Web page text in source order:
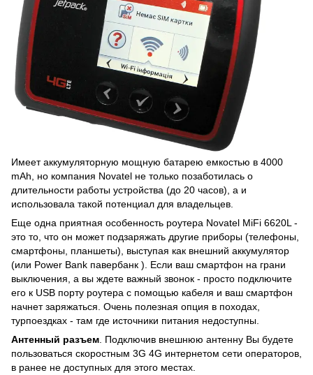
Имеет аккумуляторную мощную батарею емкостью в 4000
mAh, но компания Novatel не только позаботилась о
длительности работы устройства (до 20 часов), а и
использовала такой потенциал для владельцев.
Еще одна приятная особенность роутера Novatel MiFi 6620L -
это то, что он может подзаряжать другие приборы (телефоны,
смартфоны, планшеты), выступая как внешний аккумулятор
(или Power Bank павербанк ). Если ваш смартфон на грани
выключения, а вы ждете важный звонок - просто подключите
его к USB порту роутера с помощью кабеля и ваш смартфон
начнет заряжаться. Очень полезная опция в походах,
турпоездках - там где источники питания недоступны.
Антенный разъем. Подключив внешнюю антенну Вы будете
пользоваться скоростным 3G 4G интернетом сети операторов,
в ранее не доступных для этого местах.